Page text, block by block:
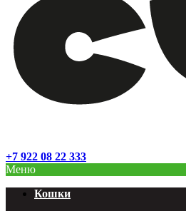
+7 922 08 22 333
Меню
Кошки